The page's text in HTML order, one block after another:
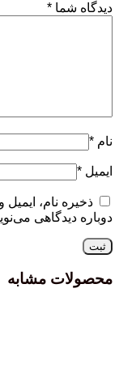
دیدگاه شما *
نام *
ایمیل *
ذخیره نام،
دوباره دیدگاهی
محصولات مشابه